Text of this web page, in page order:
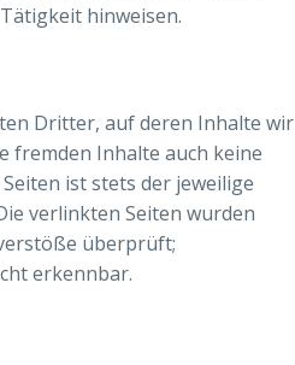
hinweisen.
Dritter, auf deren Inhalte wir
fremden Inhalte auch keine
ist stets der jeweilige
verlinkten Seiten wurden
überprüft;
erkennbar.